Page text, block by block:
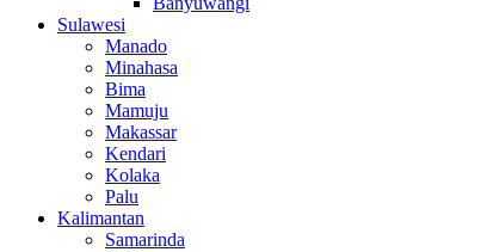
Sulawesi
Manado
Minahasa
Bima
Mamuju
Makassar
Kendari
Kolaka
Palu
Kalimantan
Samarinda